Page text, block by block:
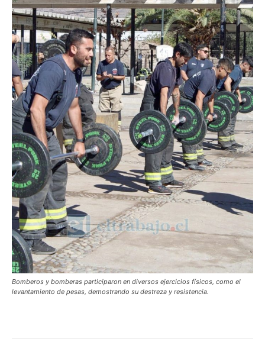
Bomberos y bomberas participaron en diversos ejercicios físicos, como el
levantamiento de pesas, demostrando su destreza y resistencia.